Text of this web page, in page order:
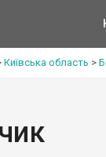
Київська область >